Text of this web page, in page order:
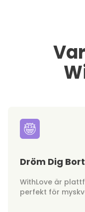
Dröm Dig Bort
WithLove är
perfekt för